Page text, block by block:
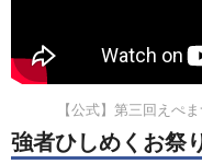
【公式】第三回えぺ
強者ひしめくお祭